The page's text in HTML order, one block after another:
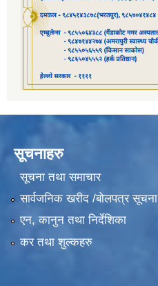
सूचनाहरु
सूचना तथा समाचार
सार्वजनिक खरीद /बोलपत्र सूचना
एन, कानुन तथा निर्देशिका
कर तथा शुल्कहरु